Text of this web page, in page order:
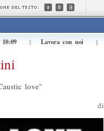
10:09| Lavora con noi|
love"
di